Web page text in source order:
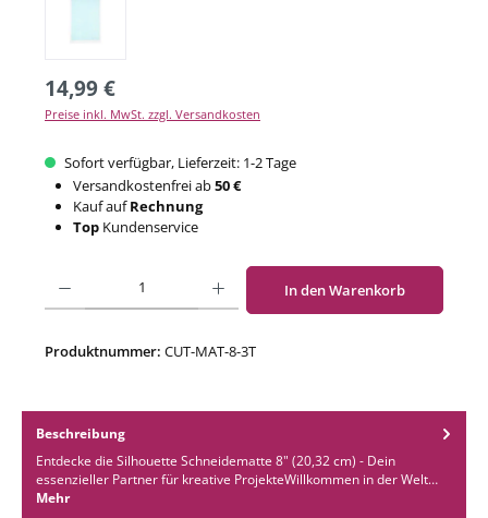
14,99 €
Preise inkl. MwSt. zzgl. Versandkosten
Sofort verfügbar, Lieferzeit: 1-2 Tage
Versandkostenfrei ab50 €
Kauf aufRechnung
TopKundenservice
Produkt Anzahl: Gib den gewünschten Wert ein oder benutze die Schaltflächen um
In den Warenkorb
Produktnummer: CUT-MAT-8-3T
Beschreibung
Entdecke die Silhouette Schneidematte 8" (20,32 cm) - Dein
essenzieller Partner für kreative ProjekteWillkommen in der Welt…
Mehr